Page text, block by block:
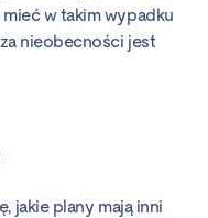
w takim wypadku
nieobecności jest
jakie plany mają inni